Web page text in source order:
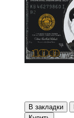
В закладки